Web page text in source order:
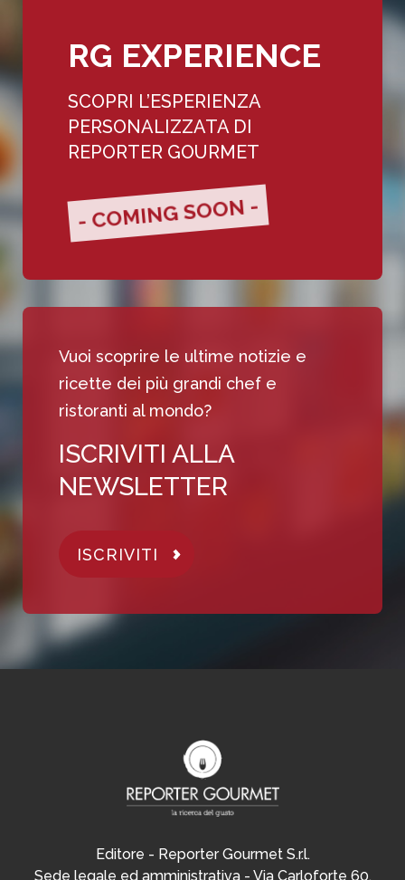
RG EXPERIENCE
SCOPRI L’ESPERIENZA
PERSONALIZZATA DI
REPORTER GOURMET
- COMING SOON -
Vuoi scoprire le ultime notizie e
ricette dei più grandi chef e
ristoranti al mondo?
ISCRIVITI ALLA
NEWSLETTER
ISCRIVITI
Editore - Reporter Gourmet S.r.l.
Sede legale ed amministrativa - Via Carloforte 60,